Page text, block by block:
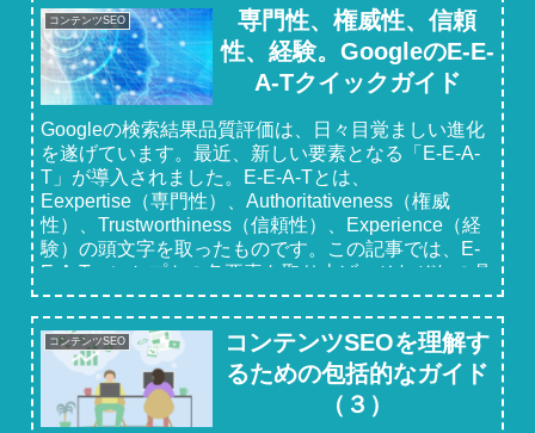
コンテンツSEO
専門性、権威性、信頼
性、経験。GoogleのE-E-
A-Tクイックガイド
Googleの検索結果品質評価は、日々目覚ましい進化
を遂げています。最近、新しい要素となる「E-E-A-
T」が導入されました。E-E-A-Tとは、
Eexpertise（専門性）、Authoritativeness（権威
性）、Trustworthiness（信頼性）、Experience（経
験）の頭文字を取ったものです。この記事では、E-
E-A-Tコンセプトの各要素を取り上げ、それぞれの具
体的なGoogleガイドラインについて説明します。
コンテンツSEO
コンテンツSEOを理解す
るための包括的なガイド
（３）